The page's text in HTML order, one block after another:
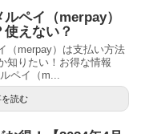
ルペイ（merpay）
えない？
（merpay）は支払い方法
知りたい！お得な情報
ペイ（m...
読む